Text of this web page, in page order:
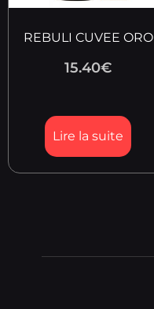
REBULI CUVEE ORO
15.40€
Lire la suite